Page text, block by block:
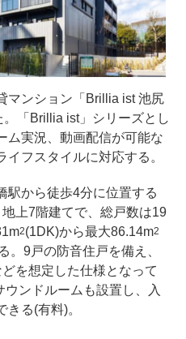
マンション「Brillia ist 池尻
「Brillia ist」シリーズとし
ム実況、動画配信が可能な
フスタイルに対応する。
駅から徒歩4分に位置する
上7階建てで、総戸数は19
2(1DK)から最大86.14m2
。9戸の防音住戸を備え、
を想定した仕様となって
ウンドルームも設置し、入
る(有料)。